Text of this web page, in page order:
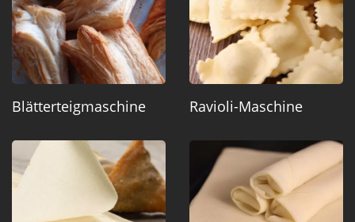
Blätterteigmaschine Ravioli-Maschine